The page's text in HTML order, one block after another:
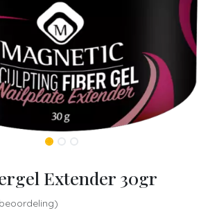
Extender 30gr